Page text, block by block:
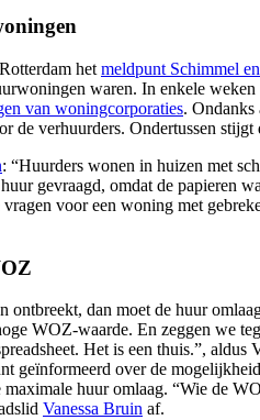
het meldpunt Schimmel
waren. In enkele
van woningcorporaties. Ondanks
de verhuurders. Ondertussen
: “Huurders wonen in huizen met
gevraagd, omdat de papieren
voor een woning met
dan moet de huur
WOZ-waarde. En zeggen we
Het is een thuis.”,
geïnformeerd over de
huur omlaag. “Wie de
Vanessa Bruin af.